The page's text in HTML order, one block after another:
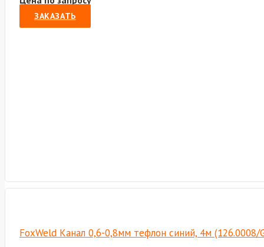
ЗАКАЗАТЬ
FoxWeld Канал 0,6-0,8мм тефлон синий, 4м